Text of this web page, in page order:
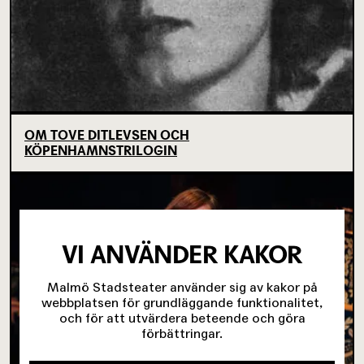
OM TOVE DITLEVSEN OCH
KÖPENHAMNSTRILOGIN
VI ANVÄNDER KAKOR
Malmö Stadsteater använder sig av kakor på
webbplatsen för grundläggande funktionalitet,
och för att utvärdera beteende och göra
förbättringar.